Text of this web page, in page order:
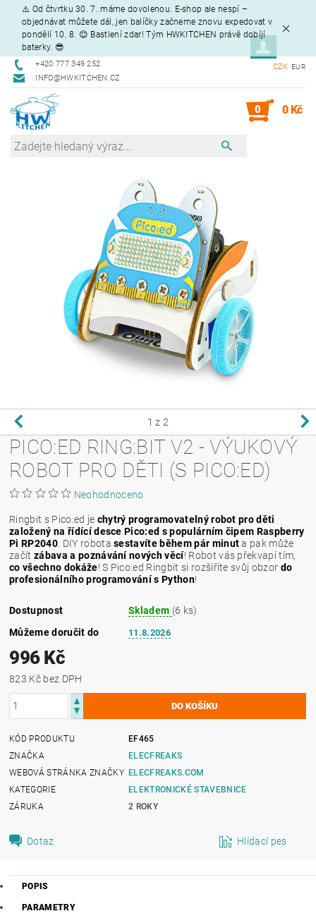
⚠️ Od čtvrtku 30. 7. máme dovolenou. E-shop ale nespí –
objednávat můžete dál, jen balíčky začneme znovu expedovat v
pondělí 10. 8. 😊 Bastlení zdar! Tým HWKITCHEN právě dobíjí
baterky. 😎
+420 777 349 252
INFO@HWKITCHEN.CZ
CZK EUR
0 0 Kč
1 z 2
PICO:ED RING:BIT V2 - VÝUKOVÝ
ROBOT PRO DĚTI (S PICO:ED)
Neohodnoceno
Ringbit s Pico:ed je chytrý programovatelný robot pro děti
založený na řídící desce Pico:ed s populárním čipem Raspberry
Pi RP2040 . DIY robotasestavíte během pár minuta pak může
začítzábava a poznávání nových věcí! Robot vás překvapí tím,
co všechno dokáže! S Pico:ed Ringbit si rozšíříte svůj obzor do
profesionálního programování s Python!
Dostupnost Skladem (6 ks)
Můžeme doručit do
11.8.2026
996 Kč
823 Kč bez DPH
KÓD PRODUKTU
EF465
ZNAČKA
ELECFREAKS
WEBOVÁ STRÁNKA ZNAČKY ELECFREAKS.COM
KATEGORIE
ELEKTRONICKÉ STAVEBNICE
ZÁRUKA
2 ROKY
Dotaz Hlídací pes
POPIS
PARAMETRY